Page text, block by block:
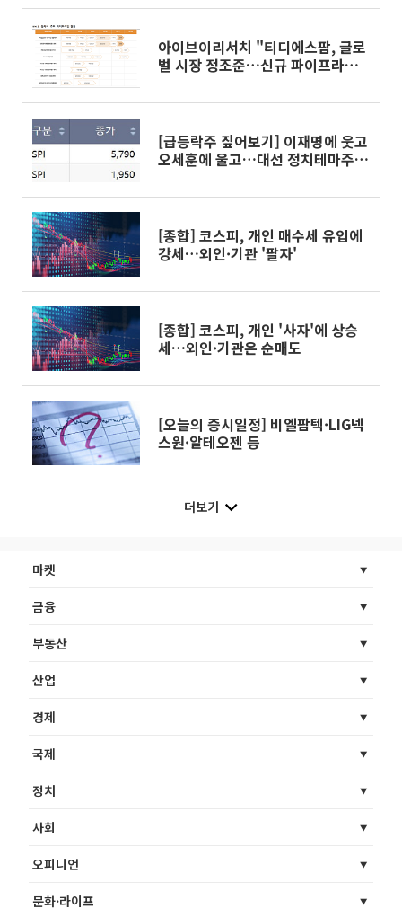
아이브이리서치 "티디에스팜, 글로
벌 시장 정조준…신규 파이프라인
[급등락주 짚어보기] 이재명에 웃고
오세훈에 울고…대선 정치테마주
[종합] 코스피, 개인 매수세 유입에
강세…외인·기관 '팔자'
[종합] 코스피, 개인 '사자'에 상승
세…외인·기관은 순매도
[오늘의 증시일정] 비엘팜텍·LIG넥
스원·알테오젠 등
더보기
마켓
금융
부동산
산업
경제
국제
정치
사회
오피니언
문화·라이프